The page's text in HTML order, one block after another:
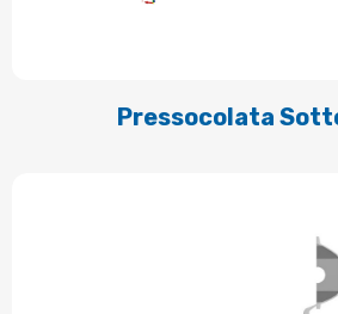
Pressocolata